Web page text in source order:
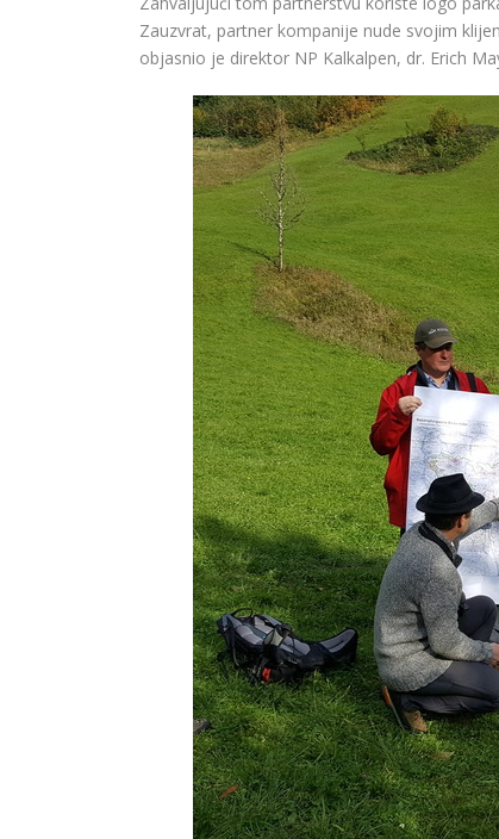
Zauzvrat, partner kompanije nude svojim
objasnio je direktor NP Kalkalpen, dr. Erich